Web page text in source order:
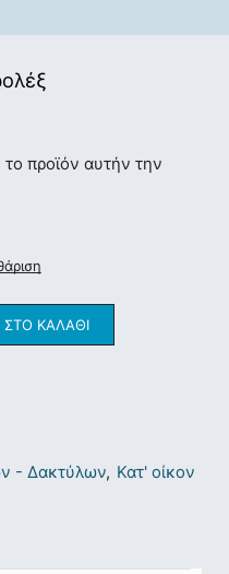
προϊόν αυτήν την
ΚΑΛΆΘΙ
- Δακτύλων, Κατ' οίκον